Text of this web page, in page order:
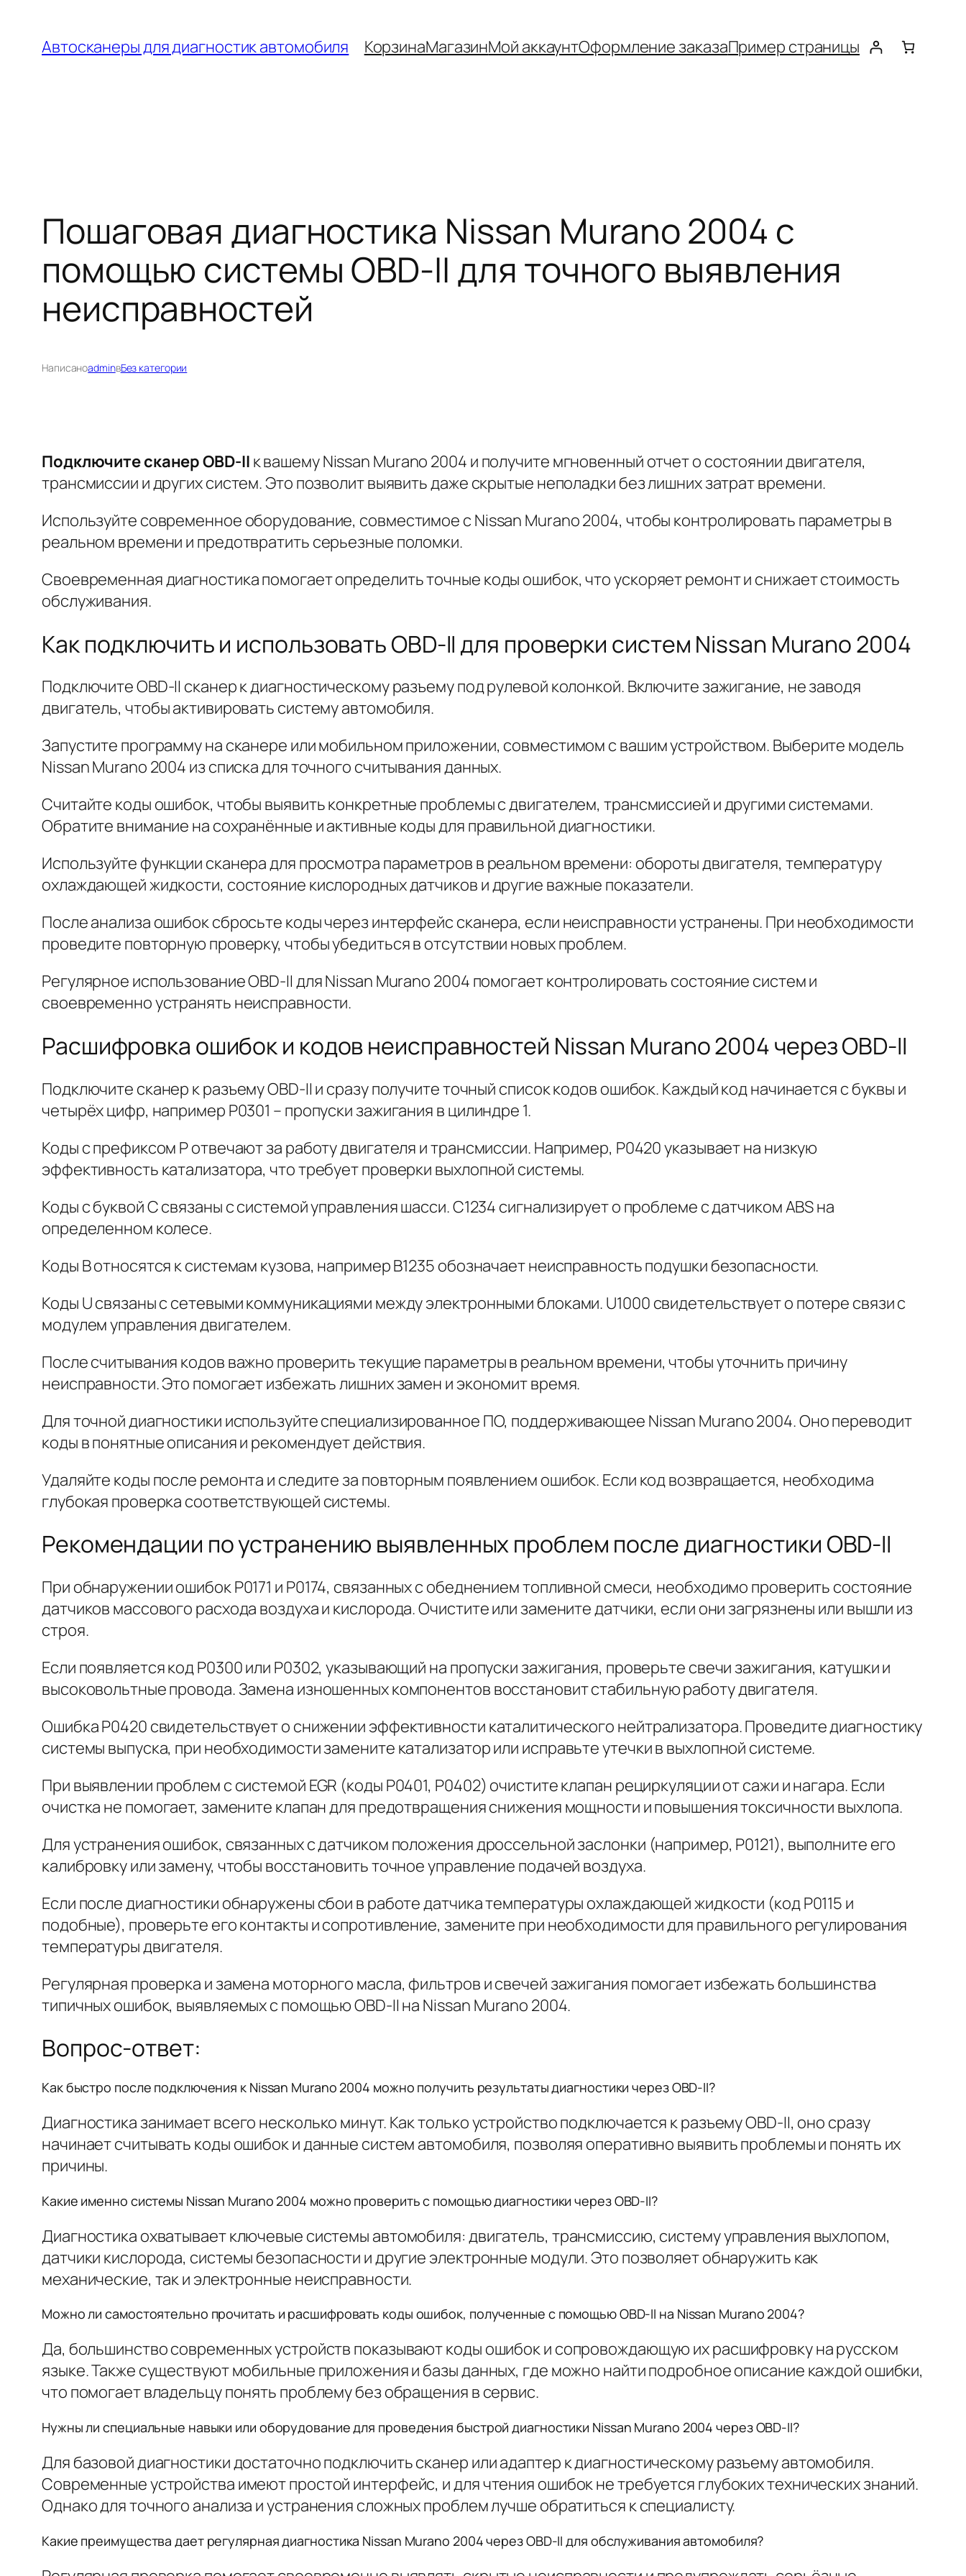
содержимому
Автосканеры для диагностик автомобиля КорзинаМагазинМой аккаунтОформление заказаПример страницы
Пошаговая диагностика Nissan Murano 2004 с
помощью системы OBD-II для точного выявления
неисправностей
НаписаноadminвБез категории
Подключите сканер OBD-II к вашему Nissan Murano 2004 и получите мгновенный отчет о состоянии двигателя,
трансмиссии и других систем. Это позволит выявить даже скрытые неполадки без лишних затрат времени.
Используйте современное оборудование, совместимое с Nissan Murano 2004, чтобы контролировать параметры в
реальном времени и предотвратить серьезные поломки.
Своевременная диагностика помогает определить точные коды ошибок, что ускоряет ремонт и снижает стоимость
обслуживания.
Как подключить и использовать OBD-II для проверки систем Nissan Murano 2004
Подключите OBD-II сканер к диагностическому разъему под рулевой колонкой. Включите зажигание, не заводя
двигатель, чтобы активировать систему автомобиля.
Запустите программу на сканере или мобильном приложении, совместимом с вашим устройством. Выберите модель
Nissan Murano 2004 из списка для точного считывания данных.
Считайте коды ошибок, чтобы выявить конкретные проблемы с двигателем, трансмиссией и другими системами.
Обратите внимание на сохранённые и активные коды для правильной диагностики.
Используйте функции сканера для просмотра параметров в реальном времени: обороты двигателя, температуру
охлаждающей жидкости, состояние кислородных датчиков и другие важные показатели.
После анализа ошибок сбросьте коды через интерфейс сканера, если неисправности устранены. При необходимости
проведите повторную проверку, чтобы убедиться в отсутствии новых проблем.
Регулярное использование OBD-II для Nissan Murano 2004 помогает контролировать состояние систем и
своевременно устранять неисправности.
Расшифровка ошибок и кодов неисправностей Nissan Murano 2004 через OBD-II
Подключите сканер к разъему OBD-II и сразу получите точный список кодов ошибок. Каждый код начинается с буквы и
четырёх цифр, например P0301 – пропуски зажигания в цилиндре 1.
Коды с префиксом P отвечают за работу двигателя и трансмиссии. Например, P0420 указывает на низкую
эффективность катализатора, что требует проверки выхлопной системы.
Коды с буквой C связаны с системой управления шасси. C1234 сигнализирует о проблеме с датчиком ABS на
определенном колесе.
Коды B относятся к системам кузова, например B1235 обозначает неисправность подушки безопасности.
Коды U связаны с сетевыми коммуникациями между электронными блоками. U1000 свидетельствует о потере связи с
модулем управления двигателем.
После считывания кодов важно проверить текущие параметры в реальном времени, чтобы уточнить причину
неисправности. Это помогает избежать лишних замен и экономит время.
Для точной диагностики используйте специализированное ПО, поддерживающее Nissan Murano 2004. Оно переводит
коды в понятные описания и рекомендует действия.
Удаляйте коды после ремонта и следите за повторным появлением ошибок. Если код возвращается, необходима
глубокая проверка соответствующей системы.
Рекомендации по устранению выявленных проблем после диагностики OBD-II
При обнаружении ошибок P0171 и P0174, связанных с обеднением топливной смеси, необходимо проверить состояние
датчиков массового расхода воздуха и кислорода. Очистите или замените датчики, если они загрязнены или вышли из
строя.
Если появляется код P0300 или P0302, указывающий на пропуски зажигания, проверьте свечи зажигания, катушки и
высоковольтные провода. Замена изношенных компонентов восстановит стабильную работу двигателя.
Ошибка P0420 свидетельствует о снижении эффективности каталитического нейтрализатора. Проведите диагностику
системы выпуска, при необходимости замените катализатор или исправьте утечки в выхлопной системе.
При выявлении проблем с системой EGR (коды P0401, P0402) очистите клапан рециркуляции от сажи и нагара. Если
очистка не помогает, замените клапан для предотвращения снижения мощности и повышения токсичности выхлопа.
Для устранения ошибок, связанных с датчиком положения дроссельной заслонки (например, P0121), выполните его
калибровку или замену, чтобы восстановить точное управление подачей воздуха.
Если после диагностики обнаружены сбои в работе датчика температуры охлаждающей жидкости (код P0115 и
подобные), проверьте его контакты и сопротивление, замените при необходимости для правильного регулирования
температуры двигателя.
Регулярная проверка и замена моторного масла, фильтров и свечей зажигания помогает избежать большинства
типичных ошибок, выявляемых с помощью OBD-II на Nissan Murano 2004.
Вопрос-ответ:
Как быстро после подключения к Nissan Murano 2004 можно получить результаты диагностики через OBD-II?
Диагностика занимает всего несколько минут. Как только устройство подключается к разъему OBD-II, оно сразу
начинает считывать коды ошибок и данные систем автомобиля, позволяя оперативно выявить проблемы и понять их
причины.
Какие именно системы Nissan Murano 2004 можно проверить с помощью диагностики через OBD-II?
Диагностика охватывает ключевые системы автомобиля: двигатель, трансмиссию, систему управления выхлопом,
датчики кислорода, системы безопасности и другие электронные модули. Это позволяет обнаружить как
механические, так и электронные неисправности.
Можно ли самостоятельно прочитать и расшифровать коды ошибок, полученные с помощью OBD-II на Nissan Murano 2004?
Да, большинство современных устройств показывают коды ошибок и сопровождающую их расшифровку на русском
языке. Также существуют мобильные приложения и базы данных, где можно найти подробное описание каждой ошибки,
что помогает владельцу понять проблему без обращения в сервис.
Нужны ли специальные навыки или оборудование для проведения быстрой диагностики Nissan Murano 2004 через OBD-II?
Для базовой диагностики достаточно подключить сканер или адаптер к диагностическому разъему автомобиля.
Современные устройства имеют простой интерфейс, и для чтения ошибок не требуется глубоких технических знаний.
Однако для точного анализа и устранения сложных проблем лучше обратиться к специалисту.
Какие преимущества дает регулярная диагностика Nissan Murano 2004 через OBD-II для обслуживания автомобиля?